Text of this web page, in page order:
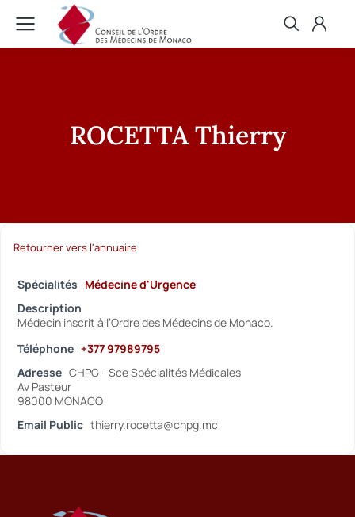
ROCETTA Thierry
Retourner vers l'annuaire
Spécialités Médecine d'Urgence
Description
Médecin inscrit à l’Ordre des Médecins de Monaco.
Téléphone +377 97989795
Adresse CHPG - Sce Spécialités Médicales
Av Pasteur
98000 MONACO
Email Public thierry.rocetta@chpg.mc